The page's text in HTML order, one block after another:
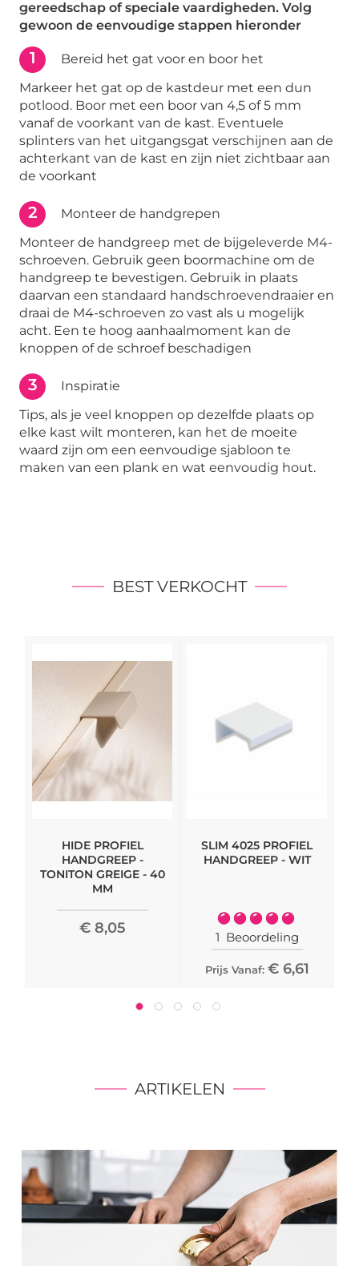
gereedschap of speciale vaardigheden. Volg
gewoon de eenvoudige stappen hieronder
1
Bereid het gat voor en boor het
Markeer het gat op de kastdeur met een dun
potlood. Boor met een boor van 4,5 of 5 mm
vanaf de voorkant van de kast. Eventuele
splinters van het uitgangsgat verschijnen aan de
achterkant van de kast en zijn niet zichtbaar aan
de voorkant
2
Monteer de handgrepen
Monteer de handgreep met de bijgeleverde M4-
schroeven. Gebruik geen boormachine om de
handgreep te bevestigen. Gebruik in plaats
daarvan een standaard handschroevendraaier en
draai de M4-schroeven zo vast als u mogelijk
acht. Een te hoog aanhaalmoment kan de
knoppen of de schroef beschadigen
3
Inspiratie
Tips, als je veel knoppen op dezelfde plaats op
elke kast wilt monteren, kan het de moeite
waard zijn om een eenvoudige sjabloon te
maken van een plank en wat eenvoudig hout.
BEST VERKOCHT
HIDE PROFIEL
HANDGREEP -
TONITON GREIGE - 40
MM
€ 8,05
SLIM 4025 PROFIEL
HANDGREEP - WIT
Waardering:
100%
1 Beoordeling
Prijs Vanaf: € 6,61
ARTIKELEN